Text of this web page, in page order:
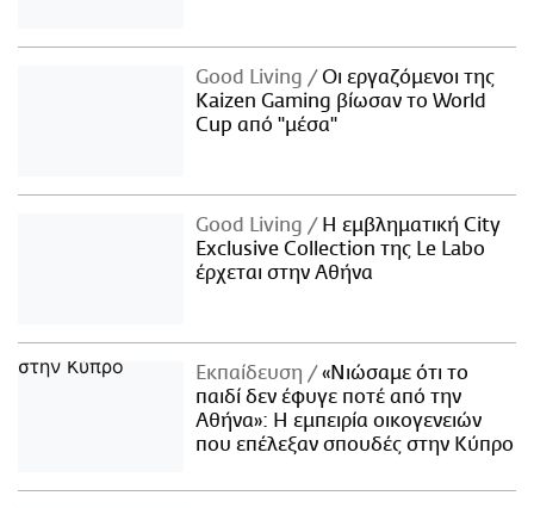
Good Living
Οι εργαζόμενοι της
Kaizen Gaming βίωσαν το World
Cup από "μέσα"
Good Living
Η εμβληματική City
Exclusive Collection της Le Labo
έρχεται στην Αθήνα
Εκπαίδευση
«Νιώσαμε ότι το
παιδί δεν έφυγε ποτέ από την
Αθήνα»: Η εμπειρία οικογενειών
που επέλεξαν σπουδές στην Κύπρο